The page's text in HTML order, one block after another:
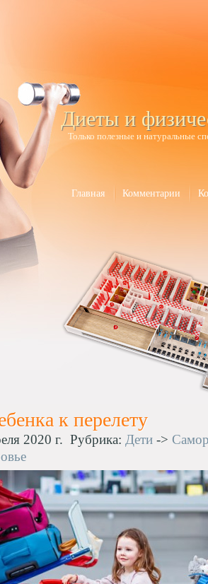
Диеты и
Только полезные и натуральные
Главная Комментарии
к перелету
2020 г. Рубрика: Дети ->